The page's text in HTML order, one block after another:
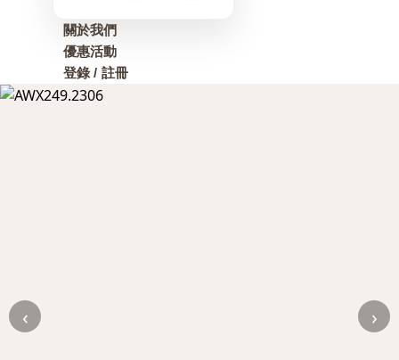
關於我們
優惠活動
登錄 / 註冊
‹ ›